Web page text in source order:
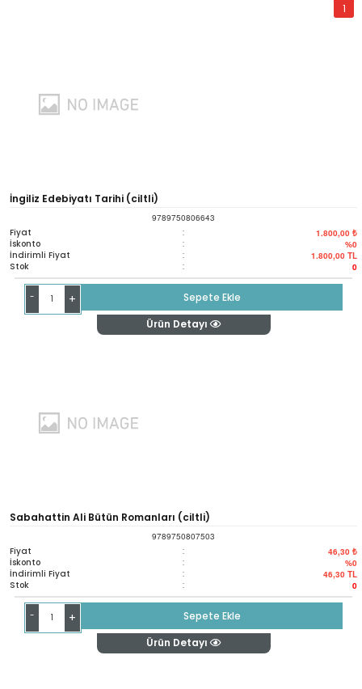
1
İngiliz Edebiyatı Tarihi (ciltli)
9789750806643
Fiyat : 1.800,00 ₺
İskonto : %0
İndirimli Fiyat : 1.800,00 TL
Stok : 0
- +
Sepete Ekle
Ürün Detayı
Sabahattin Ali Bütün Romanları (ciltli)
9789750807503
Fiyat : 46,30 ₺
İskonto : %0
İndirimli Fiyat : 46,30 TL
Stok : 0
- +
Sepete Ekle
Ürün Detayı